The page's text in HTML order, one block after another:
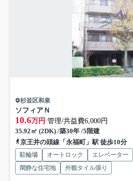
杉並区和泉
ソフィアＮ
10.6万円 管理/共益費6,000円
35.92㎡ (2DK) /築30年 /5階建
京王井の頭線「永福町」駅 徒歩10分
駐輪場 オートロック エレベーター
閑静な住宅地
外観タイル張り